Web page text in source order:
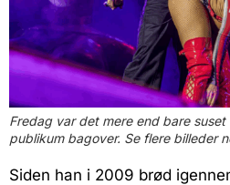
Fredag var det mere end bare
publikum bagover. Se flere billeder
Siden han i 2009 brød